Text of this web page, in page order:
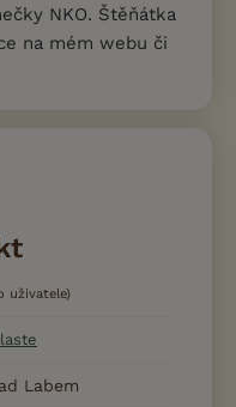
NKO. Štěňátka
na mém webu či
uživatele)
Labem